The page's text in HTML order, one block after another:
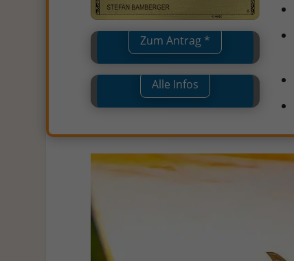
Zum Antrag *
Alle Infos